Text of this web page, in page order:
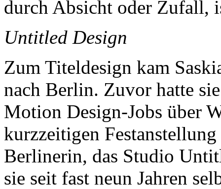
durch Absicht oder Zufall,
Untitled Design
Zum Titeldesign kam
nach Berlin. Zuvor hatte
Motion Design-Jobs über
kurzzeitigen
Berlinerin, das Studio
sie seit fast neun Jahren